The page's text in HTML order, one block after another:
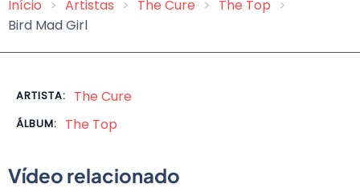
Trilha
Início Artistas The Cure
The Top
Bird Mad Girl
ARTISTA: The Cure
ÁLBUM: The Top
Vídeo relacionado